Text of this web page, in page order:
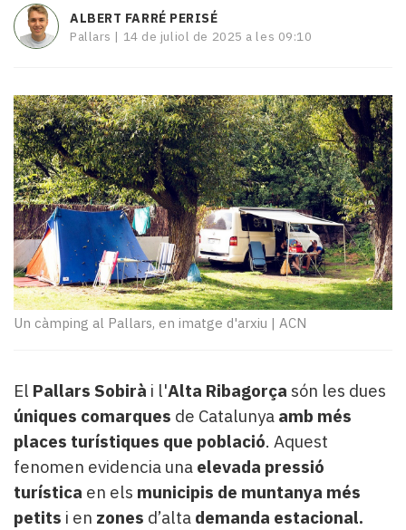
tant!
TV
i
El
temps
Reportatges
Entrevistes
Enquestes
A
escena!
Dis
la
teva!
Subscriptors
La
Pallars
Contingut
patrocinat
Lo
més
llegit...
Editorial
ALBERT FARRÉ PERISÉ
Pallars | 14 de juliol de 2025 a les 09:10
Un càmping al Pallars, en imatge d'arxiu | ACN
El Pallars Sobirà i l'Alta Ribagorça són les dues
úniques comarques de Catalunya amb més
places turístiques que població. Aquest
fenomen evidencia una elevada pressió
turística en els municipis de muntanya més
petits i en zones d’alta demanda estacional.